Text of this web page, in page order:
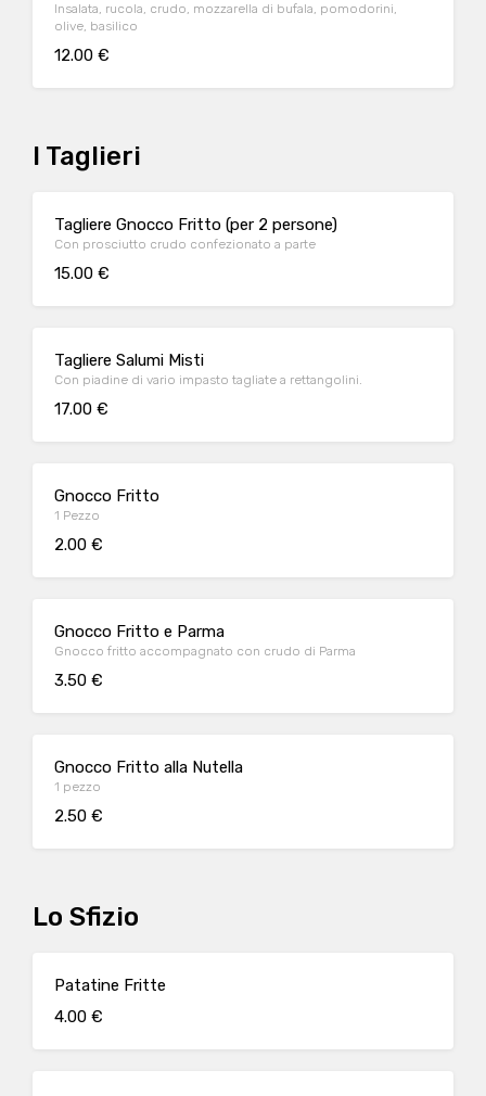
Insalata, rucola, crudo, mozzarella di bufala, pomodorini,
olive, basilico
12.00 €
I Taglieri
Tagliere Gnocco Fritto (per 2 persone)
Con prosciutto crudo confezionato a parte
15.00 €
Tagliere Salumi Misti
Con piadine di vario impasto tagliate a rettangolini.
17.00 €
Gnocco Fritto
1 Pezzo
2.00 €
Gnocco Fritto e Parma
Gnocco fritto accompagnato con crudo di Parma
3.50 €
Gnocco Fritto alla Nutella
1 pezzo
2.50 €
Lo Sfizio
Patatine Fritte
4.00 €